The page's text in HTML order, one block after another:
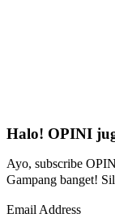
Halo! OPINI
Ayo, subscribe
Gampang banget!
Email Address